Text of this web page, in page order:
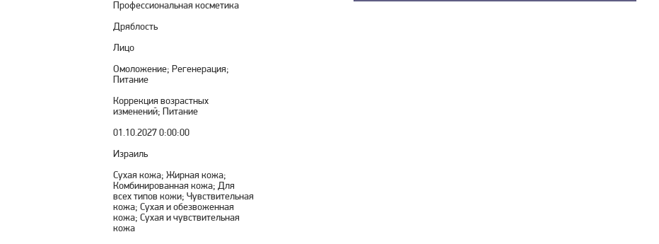
Профессиональная косметика
Дряблость
Лицо
Омоложение; Регенерация;
Питание
Коррекция возрастных
изменений; Питание
01.10.2027 0:00:00
Израиль
Сухая кожа; Жирная кожа;
Комбинированная кожа; Для
всех типов кожи; Чувствительная
кожа; Сухая и обезвоженная
кожа; Сухая и чувствительная
кожа